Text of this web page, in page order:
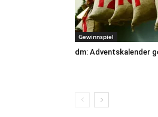
Gewinnspiel
dm: Adventskalender